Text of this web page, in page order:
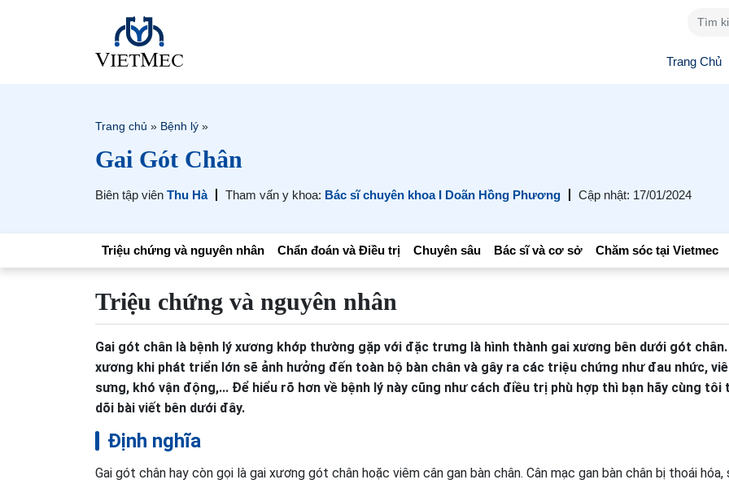
Trang Chủ
Trang chủ » Bệnh lý »
Gai Gót Chân
Biên tập viên Thu Hà Tham vấn y khoa: Bác sĩ chuyên khoa I Doãn Hồng Phương Cập nhật: 17/01/2024
Triệu chứng và nguyên nhân Chẩn đoán và Điều trị Chuyên sâu Bác sĩ và cơ sở Chăm sóc tại Vietmec
Triệu chứng và nguyên nhân
Gai gót chân là bệnh lý xương khớp thường gặp với đặc trưng là hình thành gai xương bên dưới gót chân.
xương khi phát triển lớn sẽ ảnh hưởng đến toàn bộ bàn chân và gây ra các triệu chứng như đau nhức,
sưng, khó vận động,... Để hiểu rõ hơn về bệnh lý này cũng như cách điều trị phù hợp thì bạn hãy cùng tôi
dõi bài viết bên dưới đây.
Định nghĩa
Gai gót chân hay còn gọi là gai xương gót chân hoặc viêm cân gan bàn chân. Cân mạc gan bàn chân bị thoái hóa,